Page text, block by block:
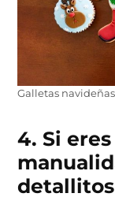
Galletas
4. Si